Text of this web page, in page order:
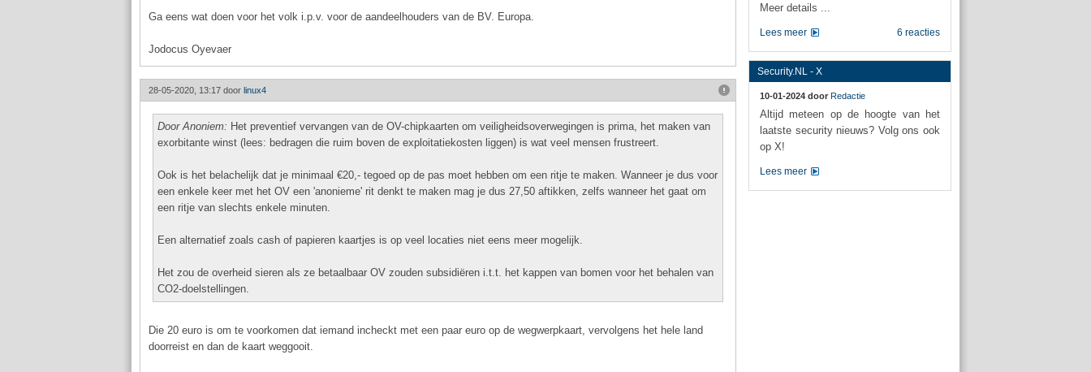
Ga eens wat doen voor het volk i.p.v. voor de aandeelhouders van de BV. Europa.
Jodocus Oyevaer
28-05-2020, 13:17 door linux4
Door Anoniem: Het preventief vervangen van de OV-chipkaarten om veiligheidsoverwegingen is prima, het maken van
exorbitante winst (lees: bedragen die ruim boven de exploitatiekosten liggen) is wat veel mensen frustreert.
Ook is het belachelijk dat je minimaal €20,- tegoed op de pas moet hebben om een ritje te maken. Wanneer je dus voor
een enkele keer met het OV een 'anonieme' rit denkt te maken mag je dus 27,50 aftikken, zelfs wanneer het gaat om
een ritje van slechts enkele minuten.
Een alternatief zoals cash of papieren kaartjes is op veel locaties niet eens meer mogelijk.
Het zou de overheid sieren als ze betaalbaar OV zouden subsidiëren i.t.t. het kappen van bomen voor het behalen van
CO2-doelstellingen.
Die 20 euro is om te voorkomen dat iemand incheckt met een paar euro op de wegwerpkaart, vervolgens het hele land
doorreist en dan de kaart weggooit.
Meer details ...
6 reacties
Lees meer
Security.NL - X
10-01-2024 door Redactie
Altijd meteen op de hoogte van het
laatste security nieuws? Volg ons ook
op X!
Lees meer